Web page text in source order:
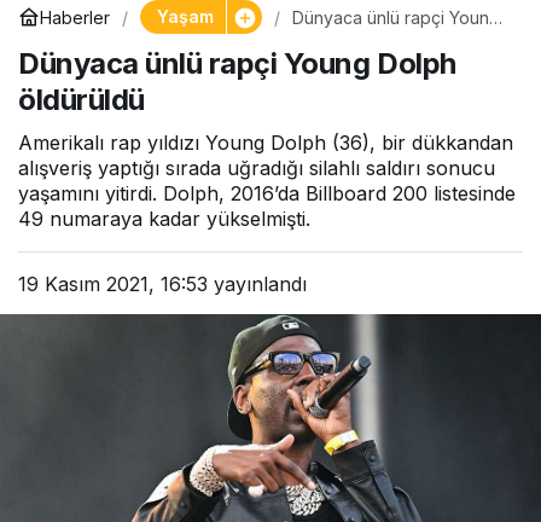
Haberler Yaşam
Dünyaca ünlü rapçi Young
Dünyaca ünlü rapçi Young Dolph
öldürüldü
Amerikalı rap yıldızı Young Dolph (36), bir dükkandan
alışveriş yaptığı sırada uğradığı silahlı saldırı sonucu
yaşamını yitirdi. Dolph, 2016’da Billboard 200 listesinde
49 numaraya kadar yükselmişti.
19 Kasım 2021, 16:53 yayınlandı